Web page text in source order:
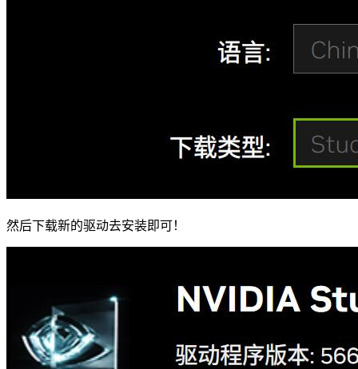
然后下载新的驱动去安装即可！